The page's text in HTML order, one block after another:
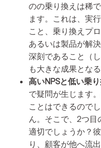
のの乗り換えは稀
ます。これは、実
こと、乗り換えプ
あるいは製品が解
深刻であること（
も大きな成果とな
高いNPSと低い乗
で疑問が生じます
ことはできるので
ん。そこで、2つ目
適切でしょうか？
り、顧客が他へ流